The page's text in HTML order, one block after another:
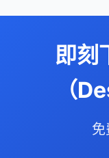
即刻
（